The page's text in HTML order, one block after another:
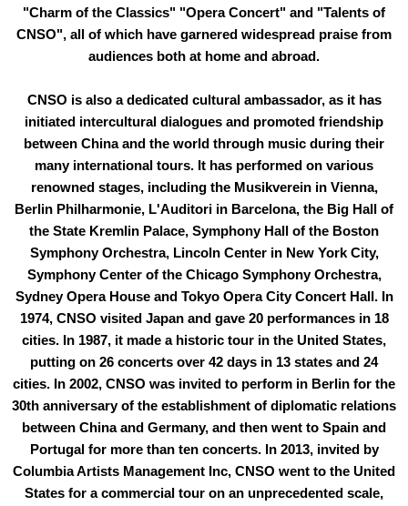
"Charm of the Classics" "Opera Concert" and "Talents of
CNSO", all of which have garnered widespread praise from
audiences both at home and abroad.
CNSO is also a dedicated cultural ambassador, as it has
initiated intercultural dialogues and promoted friendship
between China and the world through music during their
many international tours. It has performed on various
renowned stages, including the Musikverein in Vienna,
Berlin Philharmonie, L'Auditori in Barcelona, the Big Hall of
the State Kremlin Palace, Symphony Hall of the Boston
Symphony Orchestra, Lincoln Center in New York City,
Symphony Center of the Chicago Symphony Orchestra,
Sydney Opera House and Tokyo Opera City Concert Hall. In
1974, CNSO visited Japan and gave 20 performances in 18
cities. In 1987, it made a historic tour in the United States,
putting on 26 concerts over 42 days in 13 states and 24
cities. In 2002, CNSO was invited to perform in Berlin for the
30th anniversary of the establishment of diplomatic relations
between China and Germany, and then went to Spain and
Portugal for more than ten concerts. In 2013, invited by
Columbia Artists Management Inc, CNSO went to the United
States for a commercial tour on an unprecedented scale,